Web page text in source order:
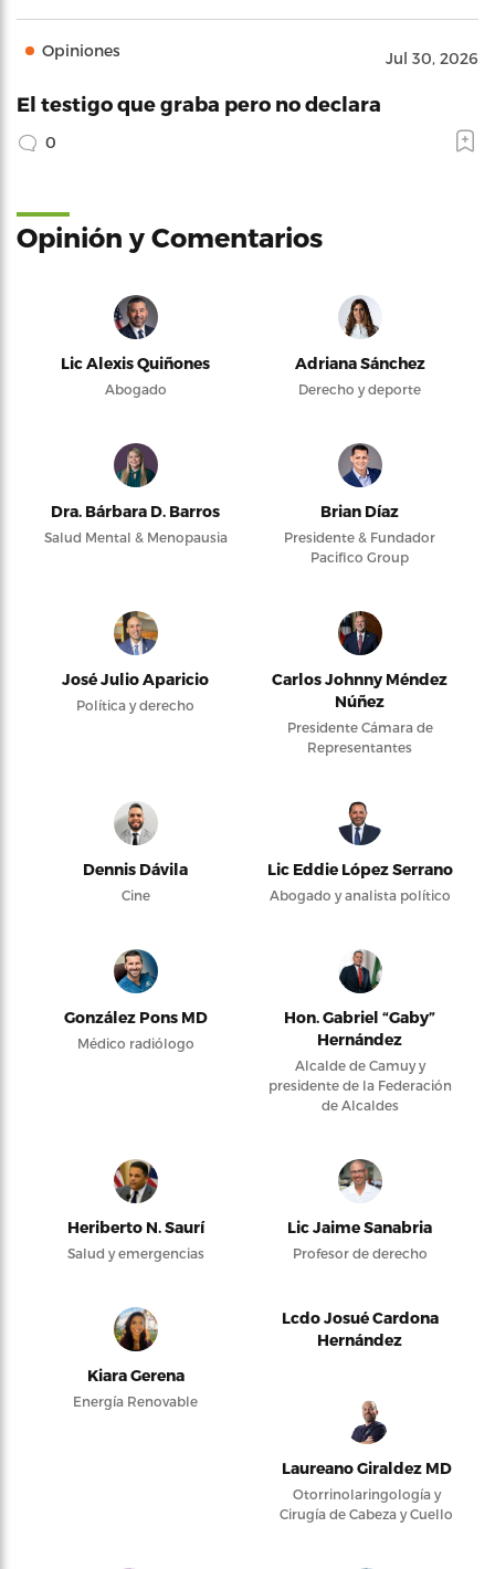
Opiniones Jul 30, 2026
El testigo que graba pero no declara
0
Opinión y Comentarios
Lic Alexis Quiñones
Abogado
Adriana Sánchez
Derecho y deporte
Dra. Bárbara D. Barros
Salud Mental & Menopausia
Brian Díaz
Presidente & Fundador
Pacifico Group
José Julio Aparicio
Política y derecho
Carlos Johnny Méndez
Núñez
Presidente Cámara de
Representantes
Dennis Dávila
Cine
Lic Eddie López Serrano
Abogado y analista político
González Pons MD
Médico radiólogo
Hon. Gabriel “Gaby”
Hernández
Alcalde de Camuy y
presidente de la Federación
de Alcaldes
Heriberto N. Saurí
Salud y emergencias
Lic Jaime Sanabria
Profesor de derecho
Kiara Gerena
Energía Renovable
Lcdo Josué Cardona
Hernández
Laureano Giraldez MD
Otorrinolaringología y
Cirugía de Cabeza y Cuello